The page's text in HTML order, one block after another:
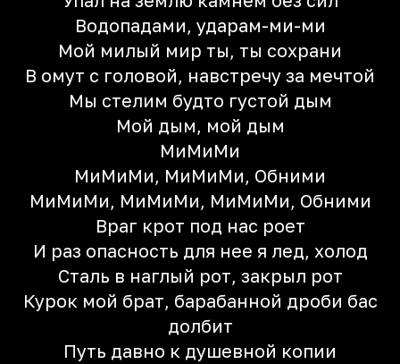
Водопадами, ударам-ми-ми
Мой милый мир ты, ты сохрани
В омут с головой, навстречу за мечтой
Мы стелим будто густой дым
Мой дым, мой дым
МиMиMи
МиMиMи, МиMиMи, Обними
МиMиMи, МиMиMи, МиMиMи, Обними
Враг крот под нас роет
И раз опасность для нее я лед, холод
Сталь в наглый рот, закрыл рот
Курок мой брат, барабанной дроби бас
долбит
Путь давно к душевной копии